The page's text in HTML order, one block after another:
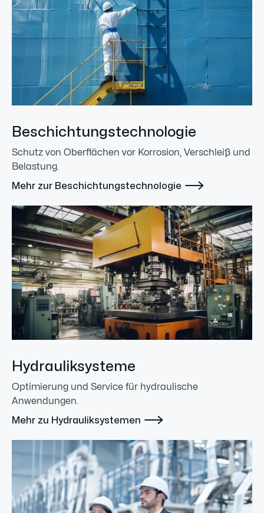
Beschichtungstechnologie
Schutz von Oberflächen vor Korrosion, Verschleiß und
Belastung.
Mehr zur Beschichtungstechnologie 
Hydrauliksysteme
Optimierung und Service für hydraulische
Anwendungen.
Mehr zu Hydrauliksystemen 